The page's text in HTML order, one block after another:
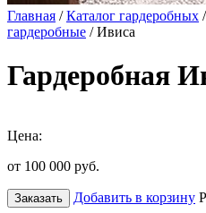
Главная /Каталог гардеробных /
гардеробные / Ивиса
Гардеробная
Цена:
от 100 000 руб.
Заказать Добавить в корзину